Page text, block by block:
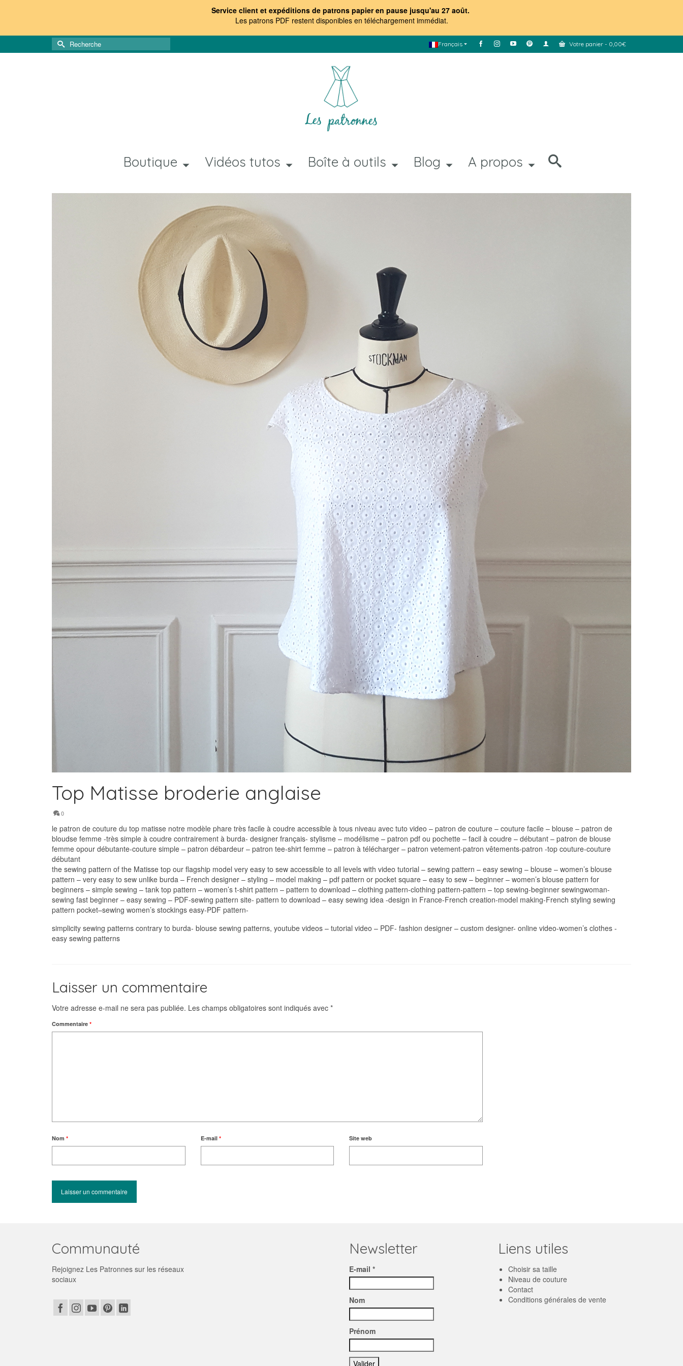
Service client et expéditions de patrons papier en pause jusqu'au 27 août.
Les patrons PDF restent disponibles en téléchargement immédiat.
Français Votre panier - 0,00€
Rechercher :
Boutique Vidéos tutos Boîte à outils Blog A propos
Top Matisse broderie anglaise
0
le patron de couture du top matisse notre modèle phare très facile à coudre accessible à tous niveau avec tuto video – patron de couture – couture facile – blouse – patron de
bloudse femme -très simple à coudre contrairement à burda- designer français- stylisme – modélisme – patron pdf ou pochette – facil à coudre – débutant – patron de blouse
femme opour débutante-couture simple – patron débardeur – patron tee-shirt femme – patron à télécharger – patron vetement-patron vêtements-patron -top couture-couture
débutant
the sewing pattern of the Matisse top our flagship model very easy to sew accessible to all levels with video tutorial – sewing pattern – easy sewing – blouse – women’s blouse
pattern – very easy to sew unlike burda – French designer – styling – model making – pdf pattern or pocket square – easy to sew – beginner – women’s blouse pattern for
beginners – simple sewing – tank top pattern – women’s t-shirt pattern – pattern to download – clothing pattern-clothing pattern-pattern – top sewing-beginner sewingwoman-
sewing fast beginner – easy sewing – PDF-sewing pattern site- pattern to download – easy sewing idea -design in France-French creation-model making-French styling sewing
pattern pocket–sewing women’s stockings easy-PDF pattern-
simplicity sewing patterns contrary to burda- blouse sewing patterns, youtube videos – tutorial video – PDF- fashion designer – custom designer- online video-women’s clothes -
easy sewing patterns
Laisser un commentaire
Votre adresse e-mail ne sera pas publiée. Les champs obligatoires sont indiqués avec *
Commentaire *
Nom * E-mail * Site web
Communauté
Rejoignez Les Patronnes sur les réseaux
sociaux
Newsletter
E-mail *
Nom
Prénom
Liens utiles
Choisir sa taille
Niveau de couture
Contact
Conditions générales de vente